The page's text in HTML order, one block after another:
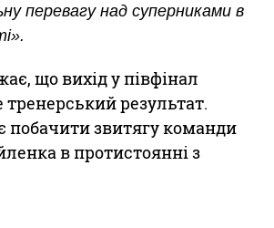
перевагу над суперниками в
що вихід у півфінал
результат.
побачити звитягу команди
в протистоянні з